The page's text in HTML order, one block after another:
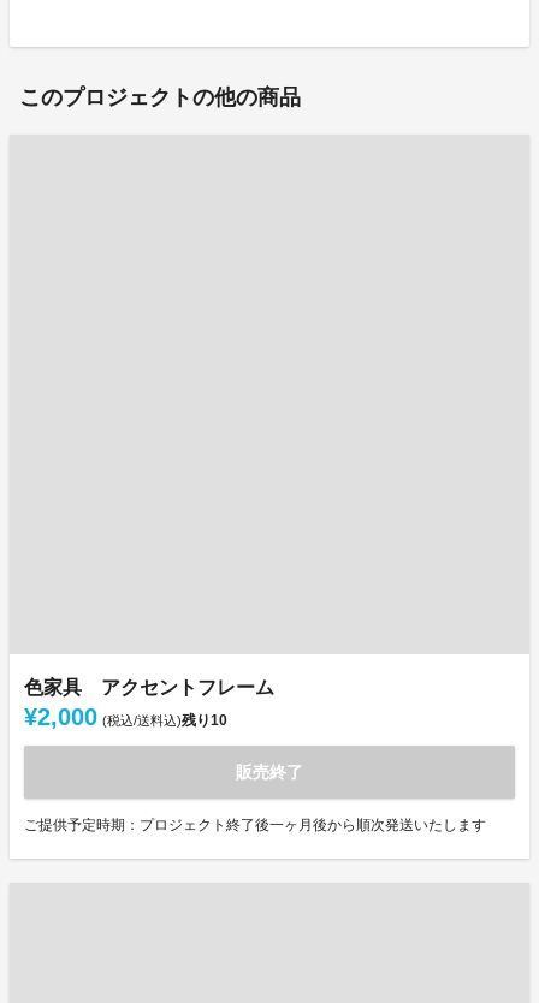
このプロジェクトの他の商品
色家具 アクセントフレーム
¥2,000 (税込/送料込)残り10
販売終了
ご提供予定時期：プロジェクト終了後一ヶ月後から順次発送いたします